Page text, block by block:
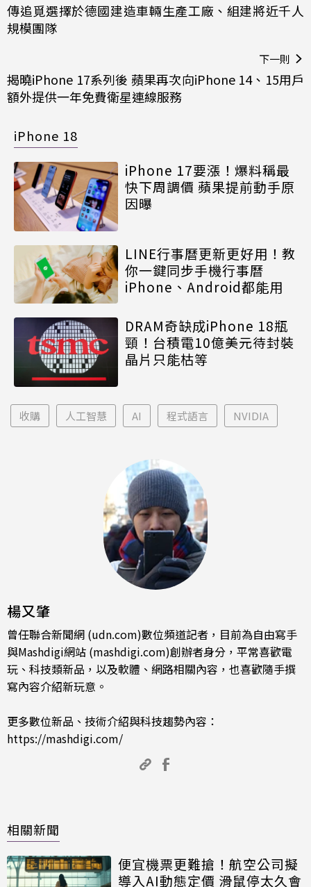
傳追覓選擇於德國建造車輛生產工廠、組建將近千人
規模團隊
下一則
揭曉iPhone 17系列後 蘋果再次向iPhone 14、15用戶
額外提供一年免費衛星連線服務
iPhone 18
iPhone 17要漲！爆料稱最
快下周調價 蘋果提前動手原
因曝
LINE行事曆更新更好用！教
你一鍵同步手機行事曆
iPhone、Android都能用
DRAM奇缺成iPhone 18瓶
頸！台積電10億美元待封裝
晶片只能枯等
收購 人工智慧 AI 程式語言 NVIDIA
楊又肇
曾任聯合新聞網 (udn.com)數位頻道記者，目前為自由寫手
與Mashdigi網站 (mashdigi.com)創辦者身分，平常喜歡電
玩、科技類新品，以及軟體、網路相關內容，也喜歡隨手撰
寫內容介紹新玩意。
更多數位新品、技術介紹與科技趨勢內容：
https://mashdigi.com/
相關新聞
便宜機票更難搶！航空公司擬
導入AI動態定價 滑鼠停太久會